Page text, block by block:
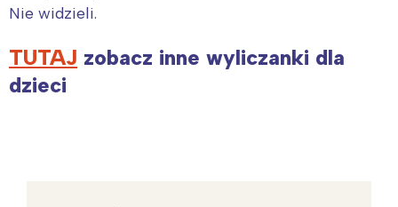
Nie widzieli.
TUTAJ zobacz inne wyliczanki dla
dzieci